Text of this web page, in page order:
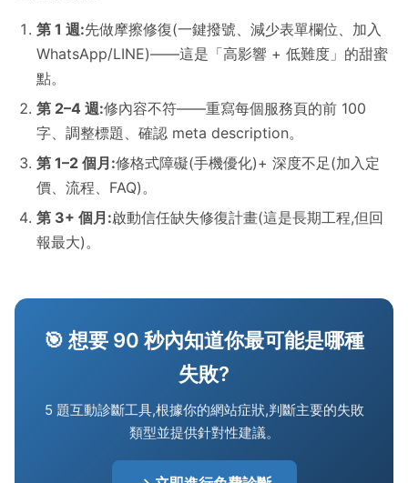
第 1 週:先做摩擦修復(一鍵撥號、減少表單欄位、加入
WhatsApp/LINE)——這是「高影響 + 低難度」的甜蜜
點。
第 2–4 週:修內容不符——重寫每個服務頁的前 100
字、調整標題、確認 meta description。
第 1–2 個月:修格式障礙(手機優化)+ 深度不足(加入定
價、流程、FAQ)。
第 3+ 個月:啟動信任缺失修復計畫(這是長期工程,但回
報最大)。
🎯 想要 90 秒內知道你最可能是哪種
失敗?
5 題互動診斷工具,根據你的網站症狀,判斷主要的失敗
類型並提供針對性建議。